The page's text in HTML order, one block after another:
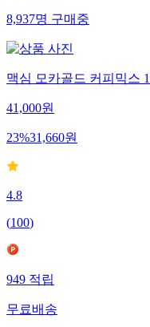
8,937명구매중
맥심 모카골드 커피믹스
41,000원
23%31,660원
4.8
(100)
949적립
무료배송